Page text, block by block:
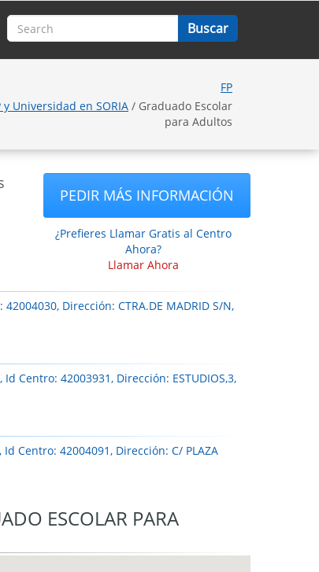
FP
y Universidad en SORIA / Graduado Escolar
para Adultos
PEDIR MÁS INFORMACIÓN
¿Prefieres Llamar Gratis al Centro
Ahora?
Llamar Ahora
Dirección: CTRA.DE MADRID S/N,
Centro: 42003931, Dirección: ESTUDIOS,3,
Centro: 42004091, Dirección: C/ PLAZA
ESCOLAR PARA